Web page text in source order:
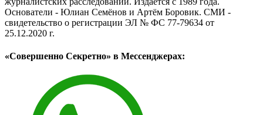
Основатели - Юлиан Семёнов и Артём Боровик. CМИ -
свидетельство о регистрации ЭЛ № ФС 77-79634 от
25.12.2020 г.
«Совершенно Секретно» в Мессенджерах: